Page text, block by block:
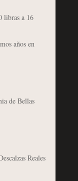
libras a 16
años en
de Bellas
Reales